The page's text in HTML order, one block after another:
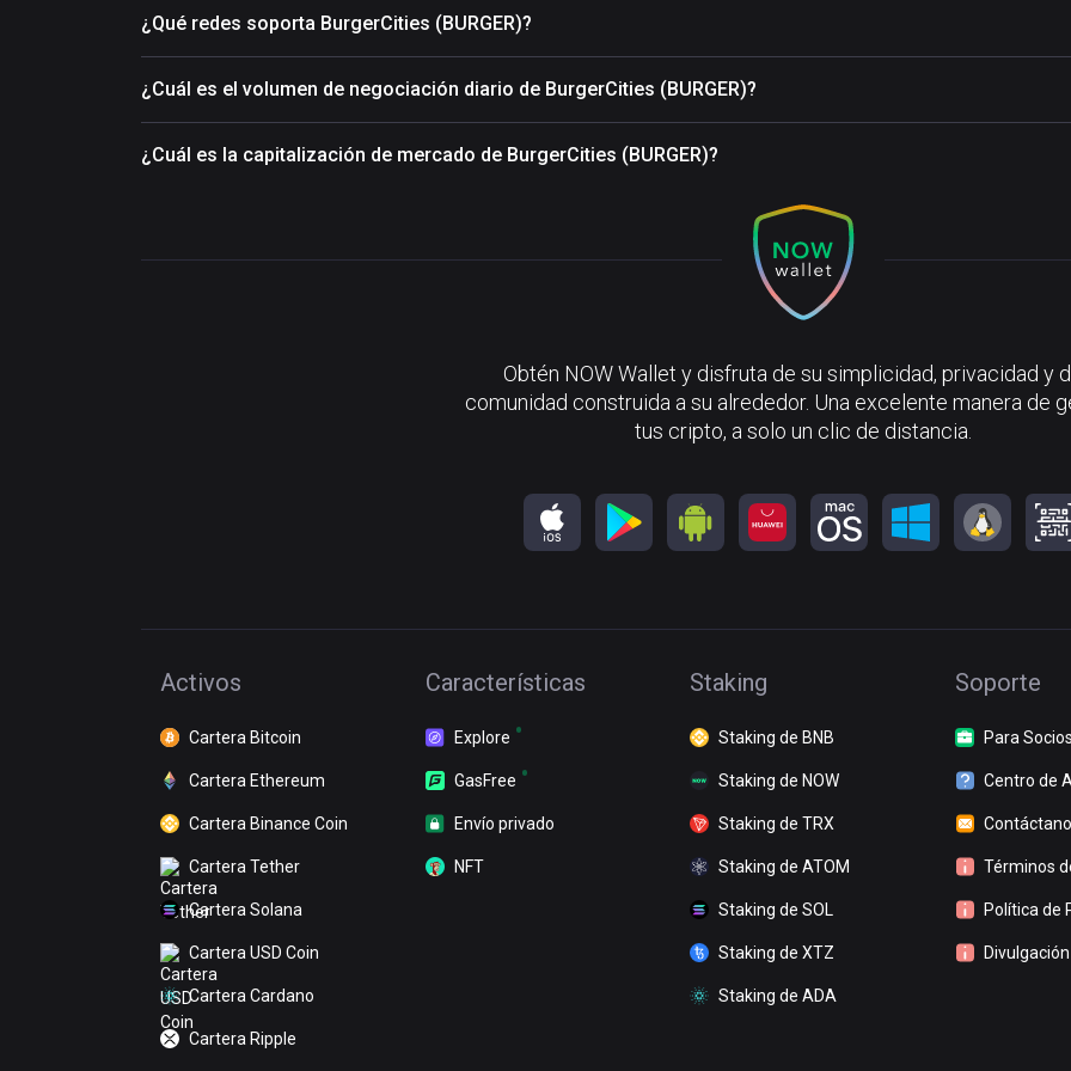
¿Qué redes soporta BurgerCities (BURGER)?
¿Cuál es el volumen de negociación diario de BurgerCities (BURGER)?
¿Cuál es la capitalización de mercado de BurgerCities (BURGER)?
Obtén NOW Wallet y disfruta de su simplicidad, privacidad y
comunidad construida a su alrededor. Una excelente manera de
tus cripto, a solo un clic de distancia.
Activos
Cartera Bitcoin
Cartera Ethereum
Cartera Binance Coin
Cartera Tether
Cartera Solana
Cartera USD Coin
Cartera Cardano
Cartera Ripple
Características
Explore
GasFree
Envío privado
NFT
Staking
Staking de BNB
Staking de NOW
Staking de TRX
Staking de ATOM
Staking de SOL
Staking de XTZ
Staking de ADA
Soporte
Para Socios
Centro de
Términos
Política de